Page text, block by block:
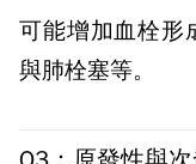
可能增加血栓形
與肺栓塞等。